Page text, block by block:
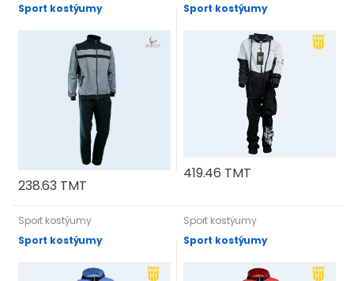
Sport kostýumy
238.63 TMT
Sport kostýumy
419.46 TMT
Sport kostýumy
Sport kostýumy
Sport kostýumy
Sport kostýumy